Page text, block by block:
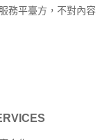
務平臺方，不對內容